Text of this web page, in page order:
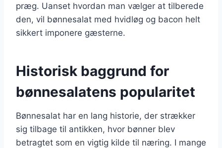
præg. Uanset hvordan man vælger at tilberede
den, vil bønnesalat med hvidløg og bacon helt
sikkert imponere gæsterne.
Historisk baggrund for
bønnesalatens popularitet
Bønnesalat har en lang historie, der strækker
sig tilbage til antikken, hvor bønner blev
betragtet som en vigtig kilde til næring. I mange